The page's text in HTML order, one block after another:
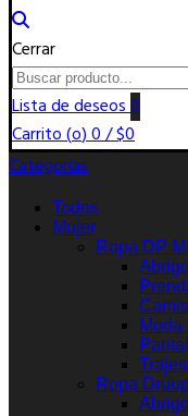
Cerrar
Buscar
por:
Lista de deseos0
Carrito (o)0/$0
Categorías
Todos
Mujer
Ropa DP
Moda
Ropa